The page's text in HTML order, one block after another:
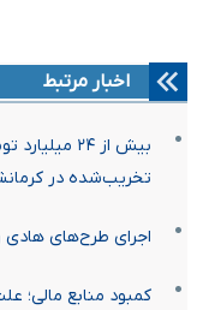
اخبار مرتبط
بیش از ۲۴
تخریب‌شده در
اجرای طرح‌های هادی
کمبود منابع